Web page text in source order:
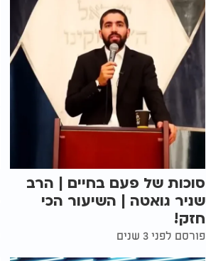
סוכות של פעם בחיים | הרב
שניר גואטה | השיעור הכי
חזק!
פורסם לפני 3 שנים